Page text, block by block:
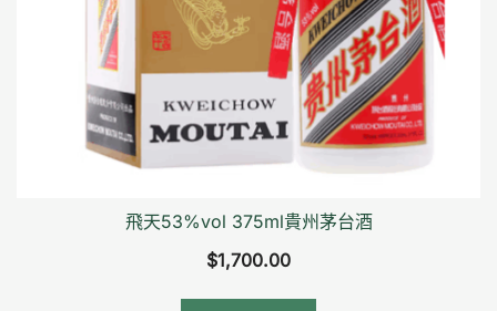
飛天53%vol 375ml貴州茅台酒
$1,700.00